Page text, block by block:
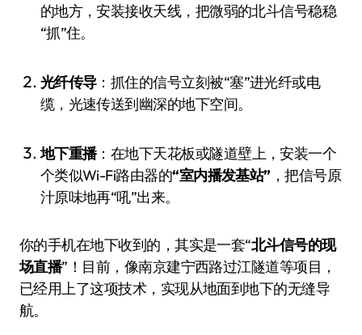
的地方，安装接收天线，把微弱的北斗信号稳稳
“抓”住。
光纤传导：抓住的信号立刻被“塞”进光纤或电
缆，光速传送到幽深的地下空间。
地下重播：在地下天花板或隧道壁上，安装一个
个类似Wi-Fi路由器的“室内播发基站” ，把信号原
汁原味地再“吼”出来。
你的手机在地下收到的，其实是一套“北斗信号的现
场直播”！目前，像南京建宁西路过江隧道等项目，
已经用上了这项技术，实现从地面到地下的无缝导
航。